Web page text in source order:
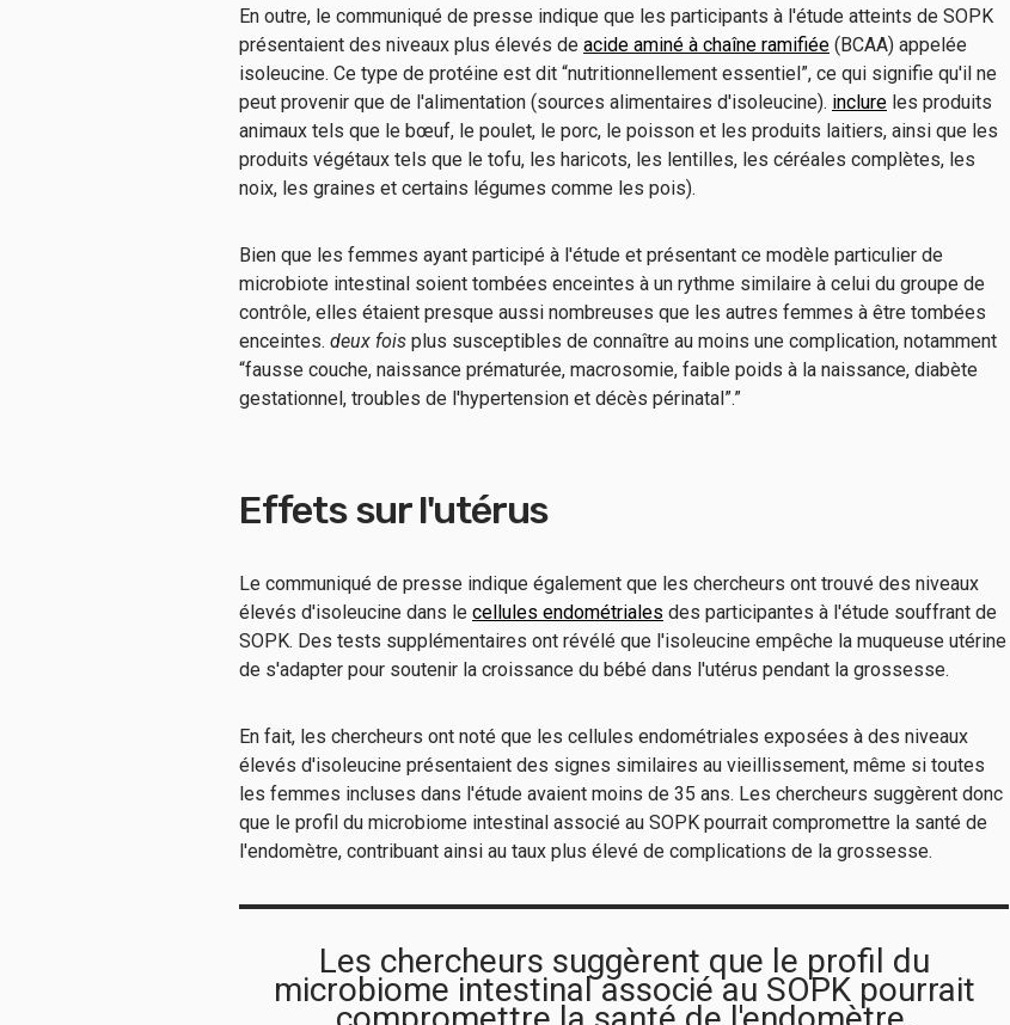
En outre, le communiqué de presse indique que les participants à l'étude atteints de SOPK
présentaient des niveaux plus élevés de acide aminé à chaîne ramifiée (BCAA) appelée
isoleucine. Ce type de protéine est dit “nutritionnellement essentiel”, ce qui signifie qu'il ne
peut provenir que de l'alimentation (sources alimentaires d'isoleucine). inclure les produits
animaux tels que le bœuf, le poulet, le porc, le poisson et les produits laitiers, ainsi que les
produits végétaux tels que le tofu, les haricots, les lentilles, les céréales complètes, les
noix, les graines et certains légumes comme les pois).
Bien que les femmes ayant participé à l'étude et présentant ce modèle particulier de
microbiote intestinal soient tombées enceintes à un rythme similaire à celui du groupe de
contrôle, elles étaient presque aussi nombreuses que les autres femmes à être tombées
enceintes. deux fois plus susceptibles de connaître au moins une complication, notamment
“fausse couche, naissance prématurée, macrosomie, faible poids à la naissance, diabète
gestationnel, troubles de l'hypertension et décès périnatal”.”
Effets sur l'utérus
Le communiqué de presse indique également que les chercheurs ont trouvé des niveaux
élevés d'isoleucine dans le cellules endométriales des participantes à l'étude souffrant de
SOPK. Des tests supplémentaires ont révélé que l'isoleucine empêche la muqueuse utérine
de s'adapter pour soutenir la croissance du bébé dans l'utérus pendant la grossesse.
En fait, les chercheurs ont noté que les cellules endométriales exposées à des niveaux
élevés d'isoleucine présentaient des signes similaires au vieillissement, même si toutes
les femmes incluses dans l'étude avaient moins de 35 ans. Les chercheurs suggèrent donc
que le profil du microbiome intestinal associé au SOPK pourrait compromettre la santé de
l'endomètre, contribuant ainsi au taux plus élevé de complications de la grossesse.
Les chercheurs suggèrent que le profil du
microbiome intestinal associé au SOPK pourrait